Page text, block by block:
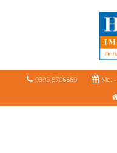
0395 5706669
Mo.